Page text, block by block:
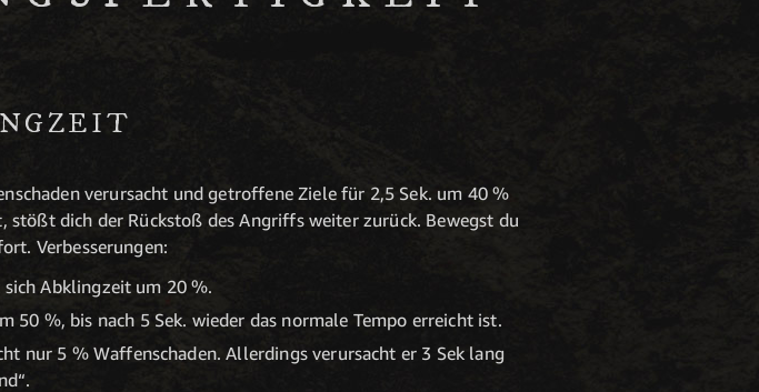
verursacht und getroffene Ziele für 2,5 Sek. um 40 %
dich der Rückstoß des Angriffs weiter zurück. Bewegst du
Verbesserungen:
Abklingzeit um 20 %.
%, bis nach 5 Sek. wieder das normale Tempo erreicht ist.
nur 5 % Waffenschaden. Allerdings verursacht er 3 Sek lang